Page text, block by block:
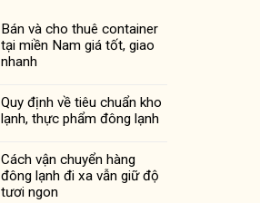
Bán và cho thuê container
tại miền Nam giá tốt, giao
nhanh
Quy định về tiêu chuẩn kho
lạnh, thực phẩm đông lạnh
Cách vận chuyển hàng
đông lạnh đi xa vẫn giữ độ
tươi ngon